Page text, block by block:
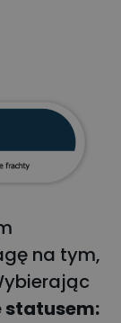
na tym,
statusem: